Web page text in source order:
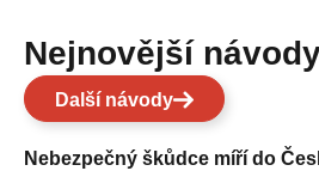
Nejnovější
Další návody
Nebezpečný škůdce míří do